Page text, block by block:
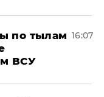
по тылам
ВСУ
16:07